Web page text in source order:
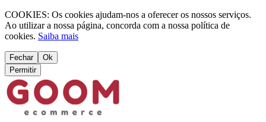
COOKIES: Os cookies ajudam-nos a oferecer os nossos serviços.
Ao utilizar a nossa página, concorda com a nossa política de
cookies. Saiba mais
Fechar
Ok
Permitir